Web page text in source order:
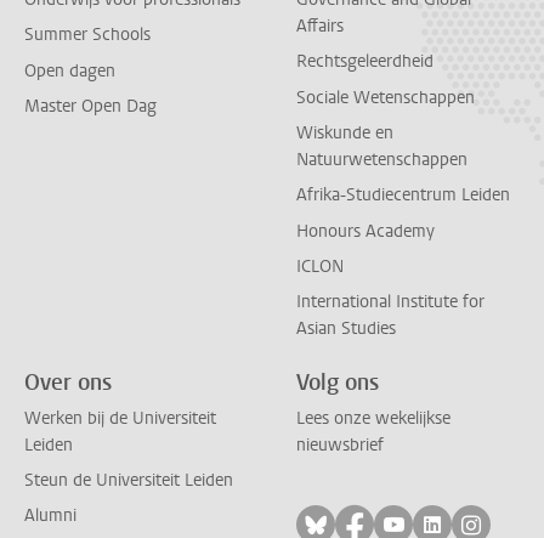
Summer Schools
Open dagen
Master Open Dag
Affairs
Rechtsgeleerdheid
Sociale Wetenschappen
Wiskunde en
Natuurwetenschappen
Afrika-Studiecentrum Leiden
Honours Academy
ICLON
International Institute for
Asian Studies
Over ons
Werken bij de Universiteit
Leiden
Steun de Universiteit Leiden
Alumni
Volg ons
Lees onze wekelijkse
nieuwsbrief
Volg ons op bluesky
Volg ons op
Volg ons op
Volg ons
Volg